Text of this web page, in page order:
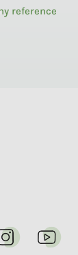
reference